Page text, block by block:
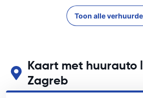
Toon alle
Kaart met huurauto
Zagreb
Zie onze belangrijkste autoverhuur